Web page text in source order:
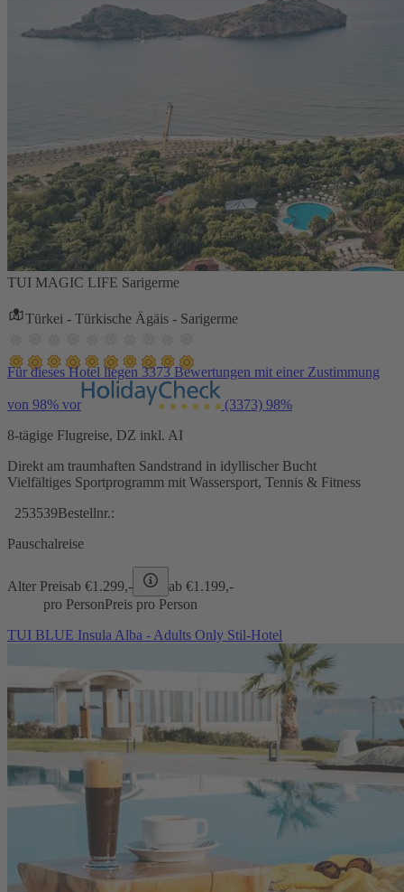
TUI MAGIC LIFE Sarigerme
Türkei - Türkische Ägäis - Sarigerme
Für dieses Hotel liegen 3373 Bewertungen mit einer Zustimmung
von 98% vor (3373) 98%
8-tägige Flugreise, DZ inkl. AI
Direkt am traumhaften Sandstrand in idyllischer Bucht
Vielfältiges Sportprogramm mit Wassersport, Tennis & Fitness
253539Bestellnr.:
Pauschalreise
Alter Preisab €1.299,- ab €1.199,-
pro PersonPreis pro Person
TUI BLUE Insula Alba - Adults Only Stil-Hotel